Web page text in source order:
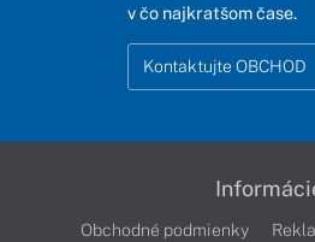
v čo najkratšom čase.
Kontaktujte OBCHOD
Obchodné podmienky